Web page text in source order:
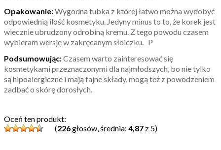
Opakowanie:Wygodna tubka z której łatwo można wydobyć
odpowiednią ilość kosmetyku. Jedyny minus to to, że korek jest
wiecznie ubrudzony odrobiną kremu. Z tego powodu czasem
wybieram wersję w zakręcanym słoiczku. P
Podsumowując:Czasem warto zainteresować się
kosmetykami przeznaczonymi dla najmłodszych, bo nie tylko
są hipoalergiczne i mają fajne składy, mogą też z powodzeniem
zadbać o skórę dorosłych.
Oceń ten produkt:
(226głosów, średnia: 4,87 z 5)